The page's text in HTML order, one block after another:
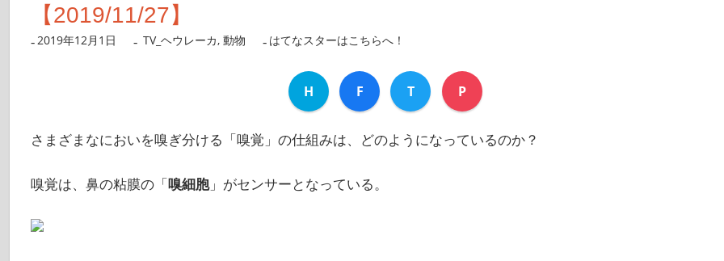
【2019/11/27】
2019年12月1日 nanigoto
TV_ヘウレーカ, 動物 はてなスターはこちらへ！
H F T P
さまざまなにおいを嗅ぎ分ける「嗅覚」の仕組みは、どのようになっているのか？
嗅覚は、鼻の粘膜の「嗅細胞」がセンサーとなっている。